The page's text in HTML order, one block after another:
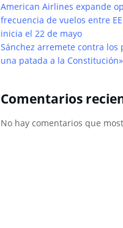
American Airlines expande
frecuencia de vuelos entre
inicia el 22 de mayo
Sánchez arremete contra los
una patada a la Constitución»
Comentarios
No hay comentarios que